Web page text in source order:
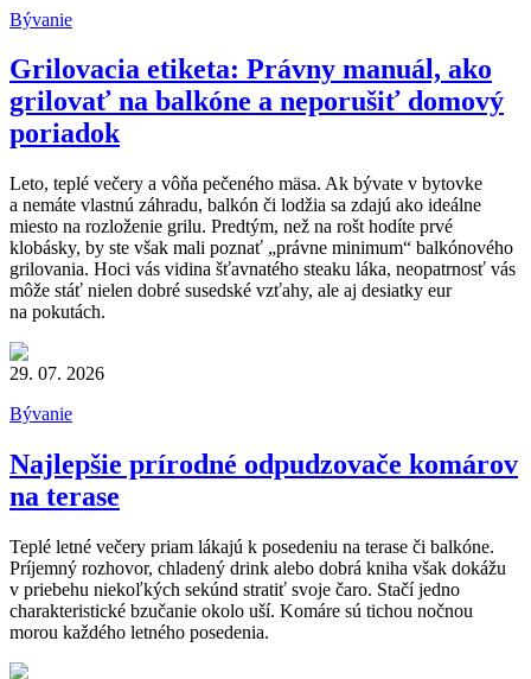
Bývanie
Grilovacia etiketa: Právny manuál, ako
grilovať na balkóne a neporušiť domový
poriadok
Leto, teplé večery a vôňa pečeného mäsa. Ak bývate v bytovke
a nemáte vlastnú záhradu, balkón či lodžia sa zdajú ako ideálne
miesto na rozloženie grilu. Predtým, než na rošt hodíte prvé
klobásky, by ste však mali poznať „právne minimum“ balkónového
grilovania. Hoci vás vidina šťavnatého steaku láka, neopatrnosť vás
môže stáť nielen dobré susedské vzťahy, ale aj desiatky eur
na pokutách.
29. 07. 2026
Bývanie
Najlepšie prírodné odpudzovače komárov
na terase
Teplé letné večery priam lákajú k posedeniu na terase či balkóne.
Príjemný rozhovor, chladený drink alebo dobrá kniha však dokážu
v priebehu niekoľkých sekúnd stratiť svoje čaro. Stačí jedno
charakteristické bzučanie okolo uší. Komáre sú tichou nočnou
morou každého letného posedenia.